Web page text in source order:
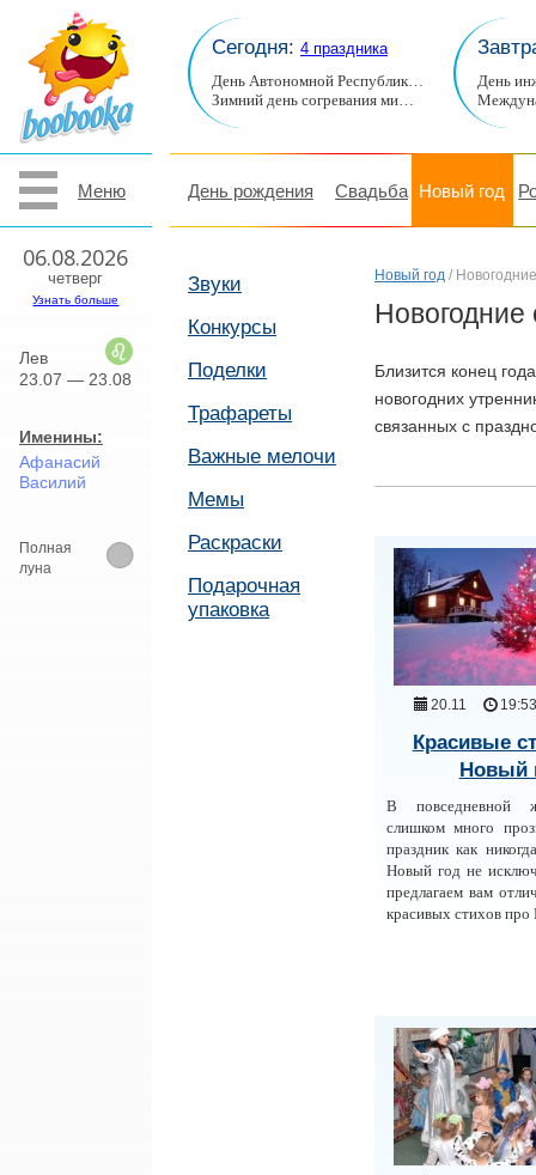
Меню
06.08.2026
четверг
Узнать больше
Лев
23.07 — 23.08
Именины:
Афанасий
Василий
Полная
луна
Сегодня: 4 праздника
День Автономной Республик…
Зимний день согревания ми…
День
День рождения Свадьба Новый год
Звуки
Конкурсы
Поделки
Трафареты
Важные мелочи
Мемы
Раскраски
Подарочная
упаковка
Новый год /
Новогодние
Близится конец
новогодних
связанных с
20.11
Красивые
Новый
В повседневной
слишком много
праздник как
Новый год не
предлагаем вам
красивых стихов